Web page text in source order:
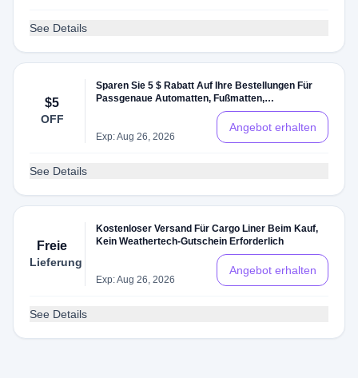
See Details
$5
OFF
Sparen Sie 5 $ Rabatt Auf Ihre Bestellungen Für
Passgenaue Automatten, Fußmatten,
Kofferraumauskleidungen, Fensterabweiser
Exp: Aug 26, 2026
Angebot erhalten
See Details
Freie
Lieferung
Kostenloser Versand Für Cargo Liner Beim Kauf,
Kein Weathertech-Gutschein Erforderlich
Exp: Aug 26, 2026
Angebot erhalten
See Details